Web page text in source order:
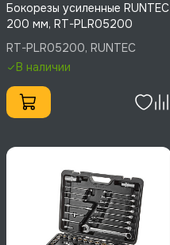
Бокорезы усиленные RUNTEC
200 мм, RT-PLR05200
RT-PLR05200, RUNTEC
В наличии